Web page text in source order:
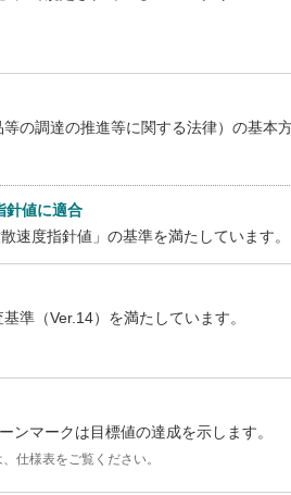
の調達の推進等に関する法律）の基本
針値に適合
速度指針値」の基準を満たしています。
準（Ver.14）を満たしています。
ンマークは目標値の達成を示します。
仕様表をご覧ください。